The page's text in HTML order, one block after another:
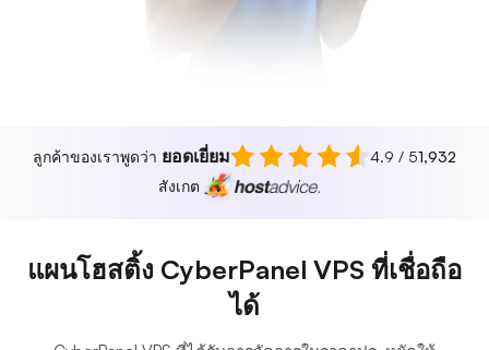
ลูกค้าของเราพูดว่า ยอดเยี่ยม 4.9 / 51,932
สังเกต
แผนโฮสติ้ง CyberPanel VPS ที่เชื่อถือ
ได้